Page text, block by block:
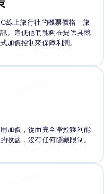
線上旅行社的機票價格，旅
。這使他們能夠在提供具競
加價控制來保障利潤。
加價，從而完全掌控獲利能
收益，沒有任何隱藏限制。